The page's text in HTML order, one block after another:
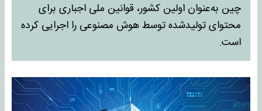
چین به‌عنوان اولین کشور، قوانین ملی اجباری برای
محتوای تولیدشده توسط هوش مصنوعی را اجرایی کرده
است.